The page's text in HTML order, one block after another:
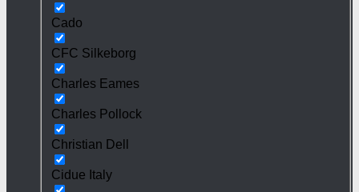
Cado
CFC Silkeborg
Charles Eames
Charles Pollock
Christian Dell
Cidue Italy